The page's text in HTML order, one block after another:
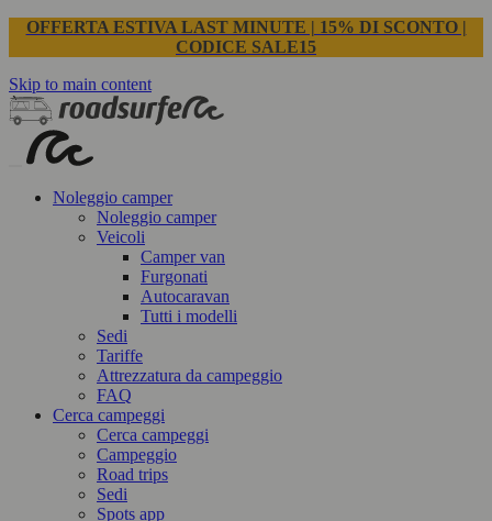
OFFERTA ESTIVA LAST MINUTE | 15% DI SCONTO |
CODICE SALE15
Skip to main content
Noleggio camper
Noleggio camper
Veicoli
Camper van
Furgonati
Autocaravan
Tutti i modelli
Sedi
Tariffe
Attrezzatura da campeggio
FAQ
Cerca campeggi
Cerca campeggi
Campeggio
Road trips
Sedi
Spots app